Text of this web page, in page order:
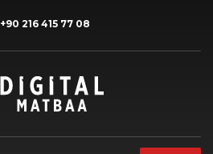
+90 216 415 77 08